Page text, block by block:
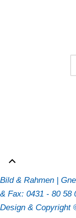
Bild & Rahmen |
& Fax: 0431 - 80 58
Design & Copyright